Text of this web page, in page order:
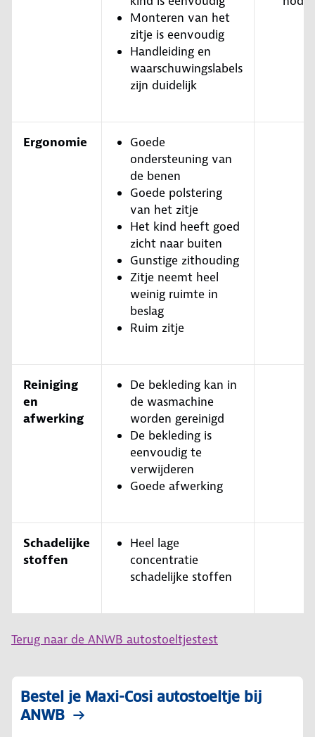
Monteren van het
zitje is eenvoudig
Handleiding en
waarschuwingslabels
zijn duidelijk
Ergonomie
Goede
ondersteuning van
de benen
Goede polstering
van het zitje
Het kind heeft goed
zicht naar buiten
Gunstige zithouding
Zitje neemt heel
weinig ruimte in
beslag
Ruim zitje
Reiniging
en
afwerking
De bekleding kan in
de wasmachine
worden gereinigd
De bekleding is
eenvoudig te
verwijderen
Goede afwerking
Schadelijke
stoffen
Heel lage
concentratie
schadelijke stoffen
Terug naar de ANWB autostoeltjestest
Bestel je Maxi-Cosi autostoeltje bij
ANWB